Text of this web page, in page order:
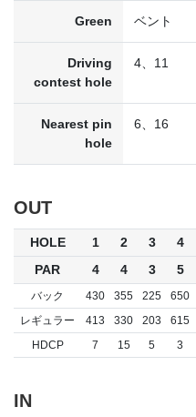
Green ベント
Driving
contest hole
4、11
Nearest pin
hole
6、16
OUT
HOLE 1 2 3 4
PAR
4 4 3 5
バック 430 355 225 650
レギュラー
413 330 203 615
HDCP
7 15 5 3
IN